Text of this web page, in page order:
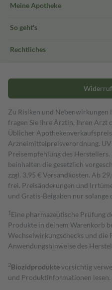
Meine Apotheke
So geht's
Rechtliches
Zu Risiken und Nebenwirkungen
fragen Sie Ihre Ärztin, Ihren Arzt
Üblicher
Arzneimittelpreisverordnung.
Preisempfehlung des Herstellers.
beinhalten die gesetzlich
zzgl. 3,95 € Versandkosten. Ab
frei. Preisänderungen und
und Gratis-Beigaben nur
1 Eine pharmazeutische Prüfung
Produkte in deinem Warenkorb
Wechselwirkungschecks und die
Anwendungshinweise des
2Biozidproduktevorsichtig
und Produktinformationen lesen.